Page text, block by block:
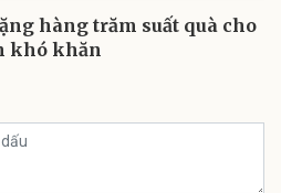
hàng trăm suất quà cho
khó khăn